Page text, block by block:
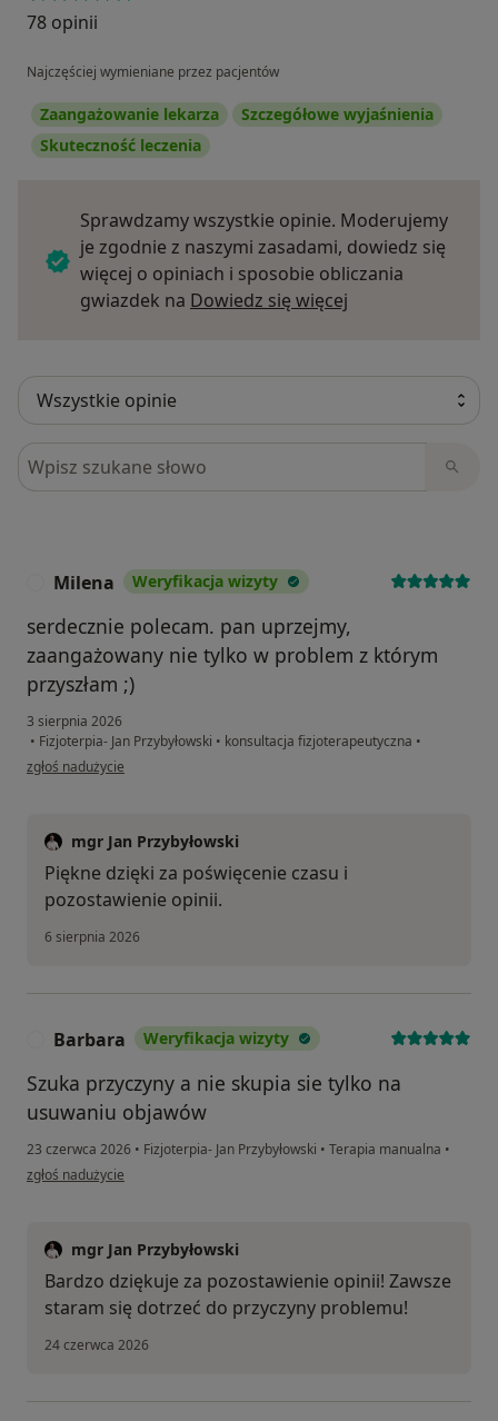
78 opinii
Najczęściej wymieniane przez pacjentów
Zaangażowanie lekarza
Szczegółowe wyjaśnienia
Skuteczność leczenia
Sprawdzamy wszystkie opinie. Moderujemy
je zgodnie z naszymi zasadami, dowiedz się
więcej o opiniach i sposobie obliczania
gwiazdek na Dowiedz się więcej
Szukaj w opiniach
Milena Weryfikacja wizyty
serdecznie polecam. pan uprzejmy,
zaangażowany nie tylko w problem z którym
przyszłam ;)
3 sierpnia 2026
• Fizjoterpia- Jan Przybyłowski • konsultacja fizjoterapeutyczna •
w opinii użytkownika Milena
zgłoś nadużycie
mgr Jan Przybyłowski
Piękne dzięki za poświęcenie czasu i
pozostawienie opinii.
6 sierpnia 2026
Barbara Weryfikacja wizyty
Szuka przyczyny a nie skupia sie tylko na
usuwaniu objawów
23 czerwca 2026 • Fizjoterpia- Jan Przybyłowski • Terapia manualna •
w opinii użytkownika Barbara
zgłoś nadużycie
mgr Jan Przybyłowski
Bardzo dziękuje za pozostawienie opinii! Zawsze
staram się dotrzeć do przyczyny problemu!
24 czerwca 2026